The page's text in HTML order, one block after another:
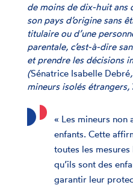
de moins de dix-huit ans
son pays d’origine sans
titulaire ou d’une
parentale, c’est-à-dire
et prendre les décisions
(Sénatrice Isabelle Debré
mineurs isolés étrangers,
« Les mineurs non
enfants. Cette
toutes les
qu’ils sont des
garantir leur